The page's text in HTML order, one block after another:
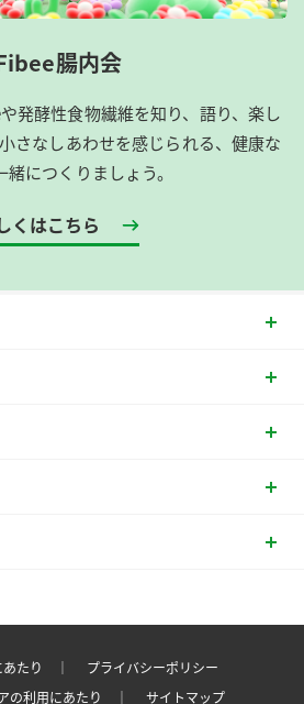
腸内会
発酵性食物繊維を知り、語り、楽し
さなしあわせを感じられる、健康な
緒につくりましょう。
くはこちら
あたり ｜
プライバシーポリシー
の利用にあたり ｜
サイトマップ